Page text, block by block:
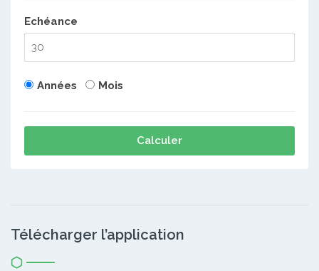
Echéance
Années Mois
Calculer
Télécharger l’application